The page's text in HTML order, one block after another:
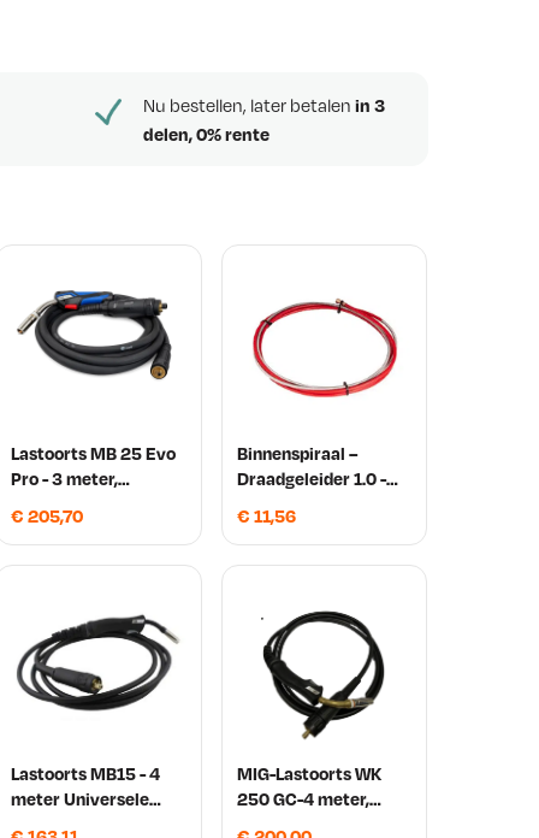
Nu bestellen, later betalenin 3
delen, 0% rente
Lastoorts MB 25 Evo
Pro - 3 meter,
€ 205,70
Binnenspiraal –
Draadgeleider 1.0 -
€ 11,56
Lastoorts MB15 - 4
meter Universele
MIG-Lastoorts WK
250 GC-4 meter,